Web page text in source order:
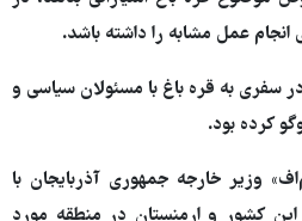
انجام عمل مشابه را داشته باشد.
سفری به قره باغ با مسئولان سیاسی و
کرده بود.
وزیر خارجه جمهوری آذربایجان با